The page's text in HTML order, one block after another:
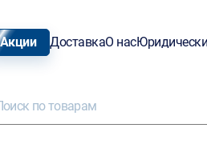
Акции ДоставкаО нас